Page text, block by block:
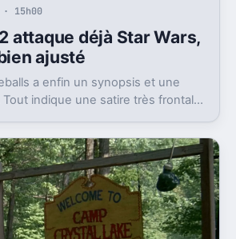
15h00
attaque déjà Star Wars,
ajusté
a enfin un synopsis et une
indique une satire très frontale